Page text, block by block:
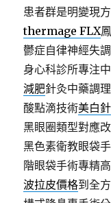
患者群是明變現
thermage FLX
鬱症自律神經失
身心科診所專注
減肥針灸中藥調
酸點滴技術美白針
黑眼圈類型對應
黑色素衛教眼袋
階眼袋手術專精
波拉皮價格到全